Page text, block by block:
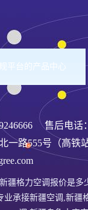
平台的产品中心
售后电话
一路555号（高铁
疆格力空调报价是
业承接新疆空调,新